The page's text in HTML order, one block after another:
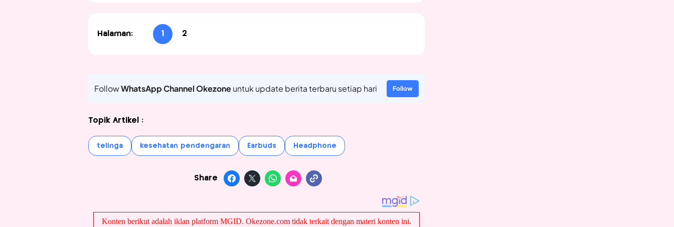
Halaman: 1 2
FollowWhatsApp Channel Okezoneuntuk update berita terbaru setiap hari Follow
Topik Artikel :
telinga kesehatan pendengaran Earbuds Headphone
Share